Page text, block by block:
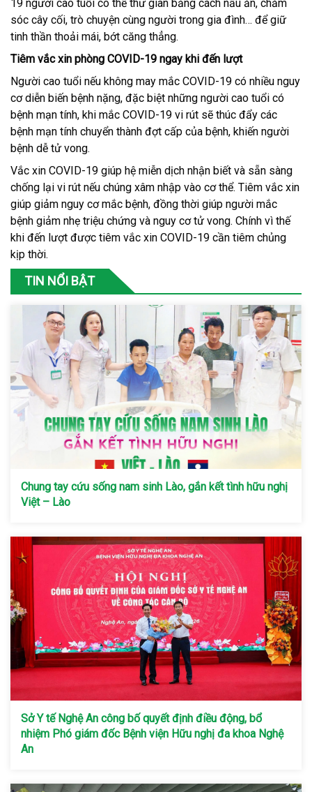
19 người cao tuổi có thể thư giãn bằng cách nấu ăn, chăm
sóc cây cối, trò chuyện cùng người trong gia đình… để giữ
tinh thần thoải mái, bớt căng thẳng.
Tiêm vắc xin phòng COVID-19 ngay khi đến lượt
Người cao tuổi nếu không may mắc COVID-19 có nhiều nguy
cơ diễn biến bệnh nặng, đặc biệt những người cao tuổi có
bệnh mạn tính, khi mắc COVID-19 vi rút sẽ thúc đẩy các
bệnh mạn tính chuyển thành đợt cấp của bệnh, khiến người
bệnh dễ tử vong.
Vắc xin COVID-19 giúp hệ miễn dịch nhận biết và sẵn sàng
chống lại vi rút nếu chúng xâm nhập vào cơ thể. Tiêm vắc xin
giúp giảm nguy cơ mắc bệnh, đồng thời giúp người mắc
bệnh giảm nhẹ triệu chứng và nguy cơ tử vong. Chính vì thế
khi đến lượt được tiêm vắc xin COVID-19 cần tiêm chủng
kịp thời.
TIN NỔI BẬT
Chung tay cứu sống nam sinh Lào, gắn kết tình hữu nghị
Việt – Lào
Sở Y tế Nghệ An công bố quyết định điều động, bổ
nhiệm Phó giám đốc Bệnh viện Hữu nghị đa khoa Nghệ
An